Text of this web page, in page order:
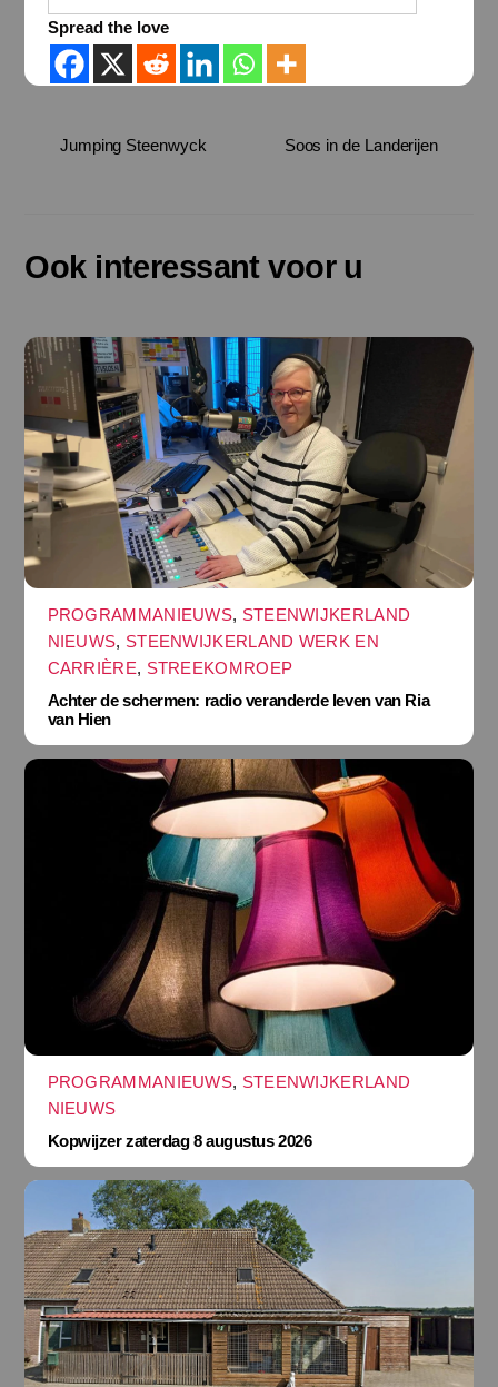
Spread the love
Jumping Steenwyck Soos in de Landerijen
Ook interessant voor u
PROGRAMMANIEUWS, STEENWIJKERLAND
NIEUWS, STEENWIJKERLAND WERK EN
CARRIÈRE, STREEKOMROEP
Achter de schermen: radio veranderde leven van Ria
van Hien
PROGRAMMANIEUWS, STEENWIJKERLAND
NIEUWS
Kopwijzer zaterdag 8 augustus 2026